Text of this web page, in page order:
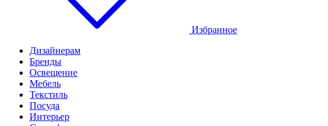
Избранное
Дизайнерам
Бренды
Освещение
Мебель
Текстиль
Посуда
Интерьер